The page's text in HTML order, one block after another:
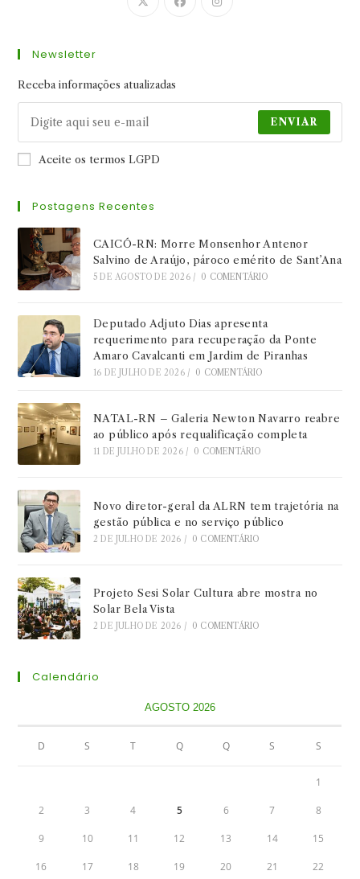
Newsletter
Receba informações atualizadas
ENVIAR
Aceite os termos LGPD
Postagens Recentes
CAICÓ-RN: Morre Monsenhor Antenor
Salvino de Araújo, pároco emérito de Sant’Ana
5 DE AGOSTO DE 2026 / 0 COMENTÁRIO
Deputado Adjuto Dias apresenta
requerimento para recuperação da Ponte
Amaro Cavalcanti em Jardim de Piranhas
16 DE JULHO DE 2026 / 0 COMENTÁRIO
NATAL-RN – Galeria Newton Navarro reabre
ao público após requalificação completa
11 DE JULHO DE 2026 / 0 COMENTÁRIO
Novo diretor-geral da ALRN tem trajetória na
gestão pública e no serviço público
2 DE JULHO DE 2026 / 0 COMENTÁRIO
Projeto Sesi Solar Cultura abre mostra no
Solar Bela Vista
2 DE JULHO DE 2026 / 0 COMENTÁRIO
Calendário
AGOSTO 2026
D S T Q Q S S
1
2 3 4 5 6 7 8
9 10 11 12 13 14 15
16 17 18 19 20 21 22